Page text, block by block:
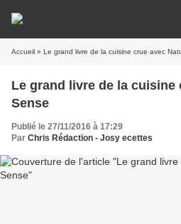
Accueil » Le grand livre de la cuisine crue avec
Le grand livre de la cuisine
Sense
Publié le 27/11/2016 à 17:29
Par Chris Rédaction - Josy ecettes